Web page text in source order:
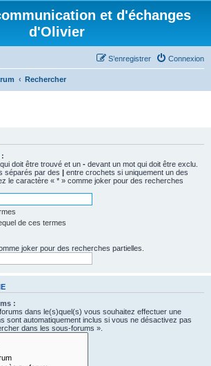
et d'échanges
d'Olivier
Connexion
S’enregistrer
Rechercher
:
doit être trouvé et un - devant un mot qui doit être exclu.
séparés par des | entre crochets si uniquement un des
le caractère « * » comme joker pour des recherches
de ces termes
joker pour des recherches partielles.
:
dans le(s)quel(s) vous souhaitez effectuer une
sont automatiquement inclus si vous ne désactivez pas
dans les sous-forums ».